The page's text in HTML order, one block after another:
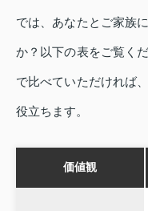
では、あなたとご家族
か？以下の表をご覧く
で比べていただければ
役立ちます。
価値観